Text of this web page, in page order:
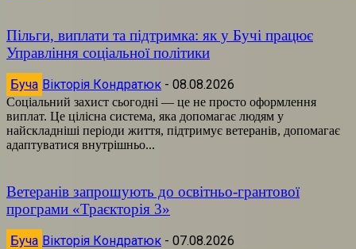
Пільги, виплати та підтримка: як у Бучі працює
Управління соціальної політики
Буча Вікторія Кондратюк - 08.08.2026
Соціальний захист сьогодні — це не просто оформлення
виплат. Це цілісна система, яка допомагає людям у
найскладніші періоди життя, підтримує ветеранів, допомагає
адаптуватися внутрішньо...
Ветеранів запрошують до освітньо-грантової
програми «Траєкторія 3»
Буча Вікторія Кондратюк - 07.08.2026